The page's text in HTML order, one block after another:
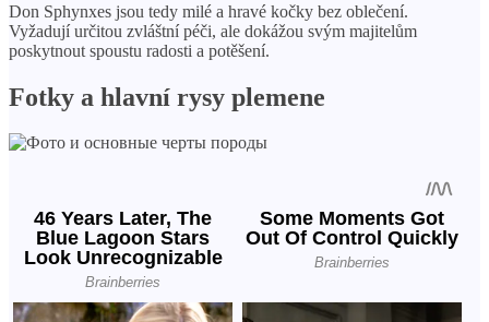
Don Sphynxes jsou tedy milé a hravé kočky bez oblečení.
Vyžadují určitou zvláštní péči, ale dokážou svým majitelům
poskytnout spoustu radosti a potěšení.
Fotky a hlavní rysy plemene